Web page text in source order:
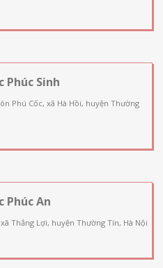
Phúc Sinh
Phú Cốc, xã Hà Hồi, huyện Thường
Phúc An
Thắng Lợi, huyện Thường Tín, Hà Nội